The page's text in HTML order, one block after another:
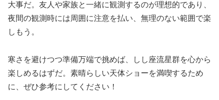
大事だ。友人や家族と一緒に観測するのが理想的であり、
夜間の観測時には周囲に注意を払い、無理のない範囲で楽
しもう。
寒さを避けつつ準備万端で挑めば、しし座流星群を心から
楽しめるはずだ。素晴らしい天体ショーを満喫するため
に、ぜひ参考にしてください！